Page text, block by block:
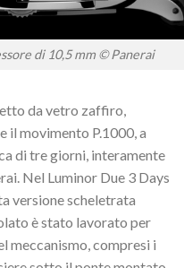
di 10,5 mm © Panerai
da vetro zaffiro,
il movimento P.1000, a
di tre giorni, interamente
Nel Luminor Due 3 Days
versione scheletrata
è stato lavorato per
meccanismo, compresi i